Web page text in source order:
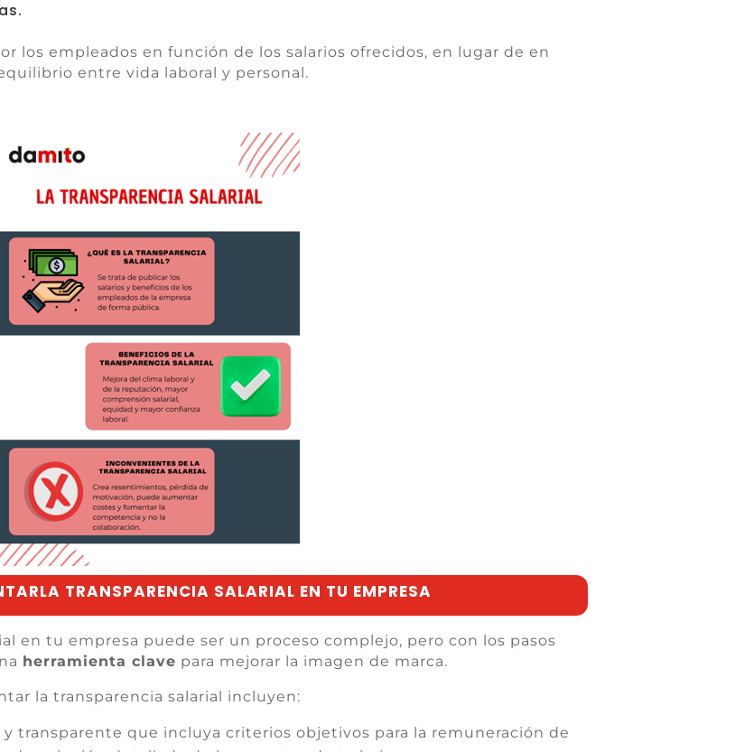
los empleados en función de los salarios ofrecidos, en lugar de en
entre vida laboral y personal.
TRANSPARENCIA SALARIAL EN TU EMPRESA
en tu empresa puede ser un proceso complejo, pero con los pasos
herramienta clave para mejorar la imagen de marca.
la transparencia salarial incluyen:
y transparente que incluya criterios objetivos para la remuneración de